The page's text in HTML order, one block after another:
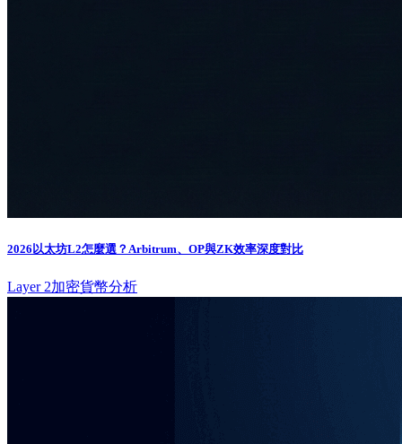
2026以太坊L2怎麼選？Arbitrum、OP與ZK效率深度對比
Layer 2加密貨幣分析